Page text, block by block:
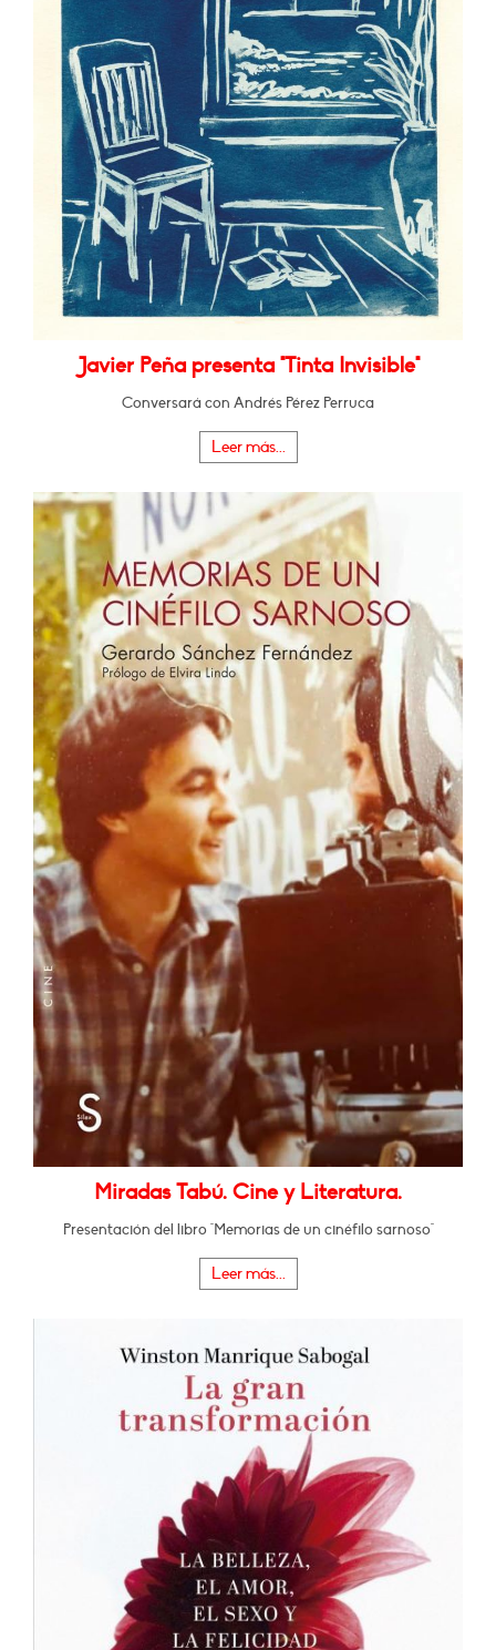
Javier Peña presenta "Tinta Invisible"
Conversará con Andrés Pérez Perruca
Leer más...
Miradas Tabú. Cine y Literatura.
Presentación del libro "Memorias de un cinéfilo sarnoso"
Leer más...